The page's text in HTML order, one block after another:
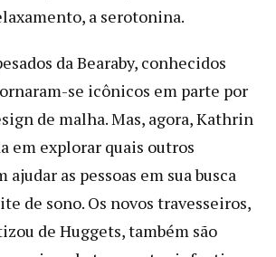
a serotonina.
​​da Bearaby, conhecidos
se icônicos em parte por
de malha. Mas, agora, Kathrin
em explorar quais outros
ajudar as pessoas em sua busca
de sono. Os novos travesseiros,
de Huggets, também são